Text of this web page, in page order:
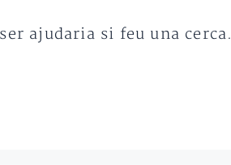
ajudaria si feu una cerca.